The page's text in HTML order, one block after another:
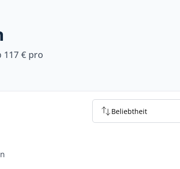
117 € pro
Beliebtheit